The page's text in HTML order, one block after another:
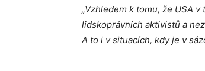
„Vzhledem k tomu, že USA
lidskoprávních aktivistů a
A to i v situacích, kdy je v